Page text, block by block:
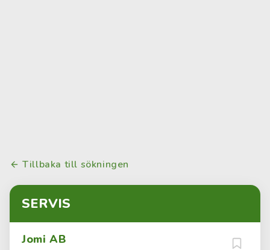
Tillbaka till sökningen
SERVIS
Jomi AB